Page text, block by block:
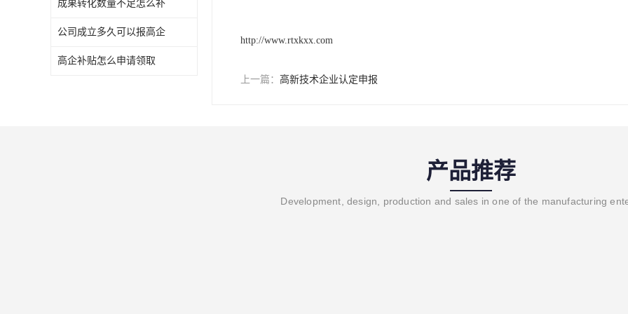
成果转化数量不足怎么补
公司成立多久可以报高企
高企补贴怎么申请领取
http://www.rtxkxx.com
上一篇： 高新技术企业认定申报
产品推荐
Development, design, production and sales in one of the manufacturing